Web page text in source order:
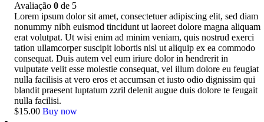
Avaliação 0 de 5
Lorem ipsum dolor sit amet, consectetuer adipiscing elit, sed diam
nonummy nibh euismod tincidunt ut laoreet dolore magna aliquam
erat volutpat. Ut wisi enim ad minim veniam, quis nostrud exerci
tation ullamcorper suscipit lobortis nisl ut aliquip ex ea commodo
consequat. Duis autem vel eum iriure dolor in hendrerit in
vulputate velit esse molestie consequat, vel illum dolore eu feugiat
nulla facilisis at vero eros et accumsan et iusto odio dignissim qui
blandit praesent luptatum zzril delenit augue duis dolore te feugait
nulla facilisi.
$15.00 Buy now